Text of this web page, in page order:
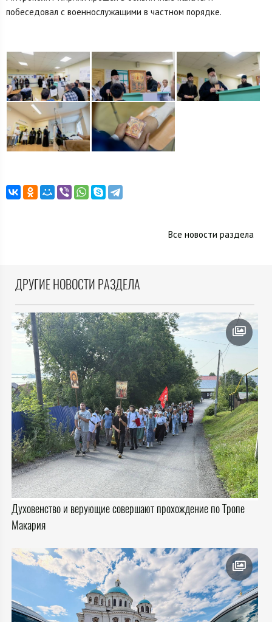
побеседовал с военнослужащими в частном порядке.
Все новости раздела
ДРУГИЕ НОВОСТИ РАЗДЕЛА
Духовенство и верующие совершают прохождение по Тропе
Макария